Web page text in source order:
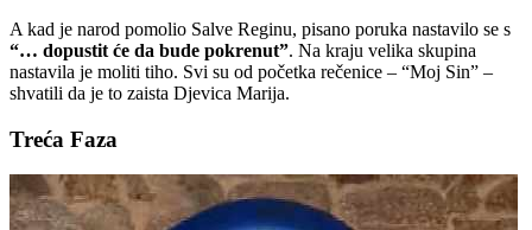
A kad je narod pomolio Salve Reginu, pisano poruka nastavilo se s
“… dopustit će da bude pokrenut”. Na kraju velika skupina
nastavila je moliti tiho. Svi su od početka rečenice – “Moj Sin” –
shvatili da je to zaista Djevica Marija.
Treća Faza